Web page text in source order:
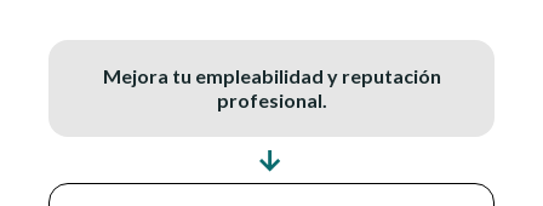
Mejora tu empleabilidad y reputación
profesional.
→